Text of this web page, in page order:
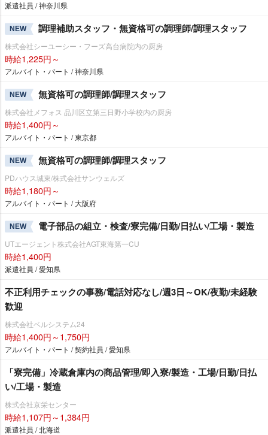
派遣社員 / 神奈川県
NEW 調理補助スタッフ・無資格可の調理師/調理スタッフ
株式会社シーユーシー・フーズ高台病院内の厨房
時給1,225円～
アルバイト・パート / 神奈川県
NEW 無資格可の調理師/調理スタッフ
株式会社メフォス 品川区立第三日野小学校内の厨房
時給1,400円～
アルバイト・パート / 東京都
NEW 無資格可の調理師/調理スタッフ
PDハウス城東/株式会社サンウェルズ
時給1,180円～
アルバイト・パート / 大阪府
NEW 電子部品の組立・検査/寮完備/日勤/日払い/工場・製造
UTエージェント株式会社AGT東海第一CU
時給1,400円
派遣社員 / 愛知県
不正利用チェックの事務/電話対応なし/週3日～OK/夜勤/未経験
歓迎
株式会社ベルシステム24
時給1,400円～1,750円
アルバイト・パート / 契約社員 / 愛知県
「寮完備」冷蔵倉庫内の商品管理/即入寮/製造・工場/日勤/日払
い/工場・製造
株式会社京栄センター
時給1,107円～1,384円
派遣社員 / 北海道